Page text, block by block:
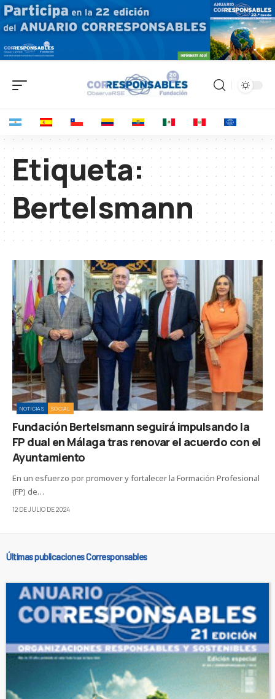
Etiqueta:
Bertelsmann
NOTICIAS SOCIAL
Fundación Bertelsmann seguirá impulsando la
FP dual en Málaga tras renovar el acuerdo con el
Ayuntamiento
En un esfuerzo por promover y fortalecer la Formación Profesional
(FP) de…
12 DE JULIO DE 2024
Últimas publicaciones Corresponsables